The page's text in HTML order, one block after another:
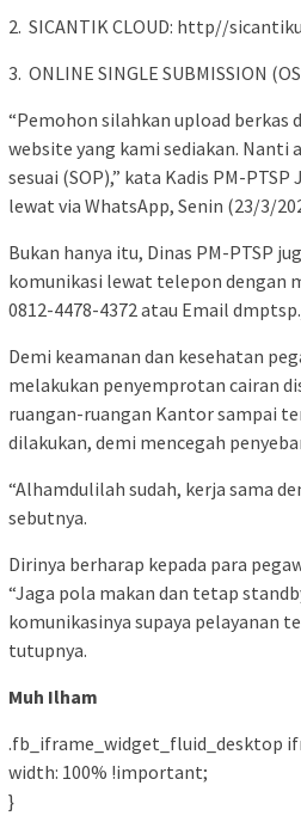
2. SICANTIK CLOUD: http//
3. ONLINE SINGLE SUBMISSION
“Pemohon silahkan upload berkas
website yang kami sediakan. Nanti
sesuai (SOP),” kata Kadis PM-
lewat via WhatsApp, Senin (23/3/
Bukan hanya itu, Dinas PM-PTSP
komunikasi lewat telepon dengan
0812-4478-4372 atau Email
Demi keamanan dan kesehatan
melakukan penyemprotan cairan
ruangan-ruangan Kantor sampai
dilakukan, demi mencegah
“Alhamdulilah sudah, kerja sama
sebutnya.
Dirinya berharap kepada para
“Jaga pola makan dan tetap
komunikasinya supaya pelayanan
tutupnya.
Muh Ilham
.fb_iframe_widget_fluid_desktop
width: 100% !important;
}